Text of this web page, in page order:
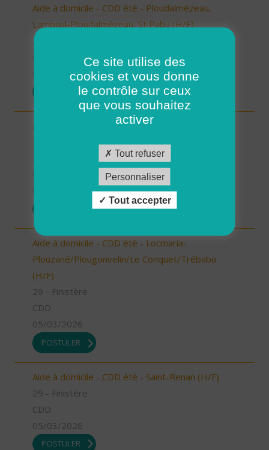
Aide à domicile - CDD été - Ploudalmézeau,
Lampaul-Ploudalmézeau, St Pabu (H/F)
29 - Finistère
05/03/2026
Aide à domicile - CDD été - Plouarzel/Lampaul-
Plouarzel/Ploumoguer (H/F)
Aide à domicile - CDD été - Locmaria-
Plouzané/Plougonvelin/Le Conquet/Trébabu
(H/F)
29 - Finistère
CDD
05/03/2026
POSTULER
Aide à domicile - CDD été - Saint-Renan (H/F)
29 - Finistère
CDD
05/03/2026
POSTULER
Ce site utilise des
cookies et vous donne
le contrôle sur ceux
que vous souhaitez
activer
Tout refuser
Personnaliser
Tout accepter